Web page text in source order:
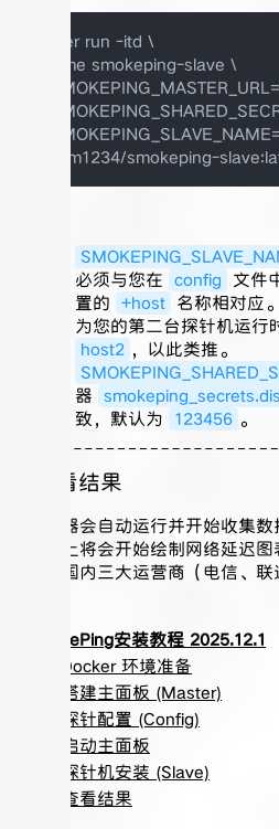
docker run -itd \
--name smokeping-slave \
-e SMOKEPING_MASTER_URL=
-e
-e
必须与您在 config 文件
置的 +host 名称相对应。
为您的第二台探针机运行
host2 ，以此类推。
器
致，默认为 123456 。
6. 查看结果
探针容器会自动运行并开始收集
的网页上将会开始绘制网络延迟
节点到国内三大运营商（电信、
SmokePing安装教程 2025.12.1
1. Docker 环境准备
2. 搭建主面板 (Master)
3. 探针配置 (Config)
4. 启动主面板
5. 探针机安装 (Slave)
6. 查看结果